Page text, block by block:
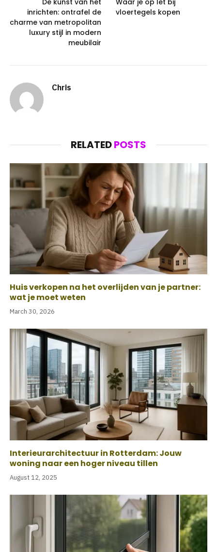
inrichten: ontrafel de
charme van metropolitan
luxury stijl in modern
meubilair
vloertegels kopen
Chris
RELATEDPOSTS
Huis verkopen na het overlijden van je partner:
wat je moet weten
March 30, 2026
Interieurarchitectuur in Rotterdam: Jouw
woning naar een hoger niveau tillen
August 12, 2025